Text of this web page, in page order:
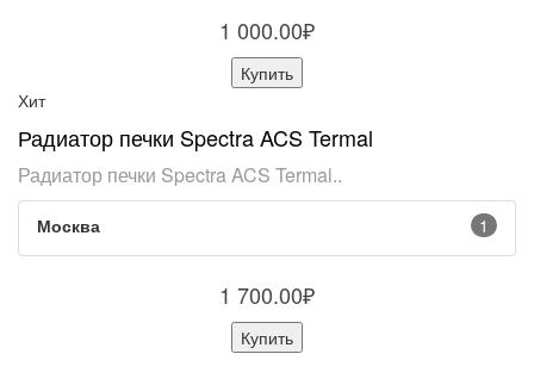
1 000.00₽
Купить
Хит
Радиатор печки Spectra ACS Termal
Радиатор печки Spectra ACS Termal..
Москва 1
1 700.00₽
Купить